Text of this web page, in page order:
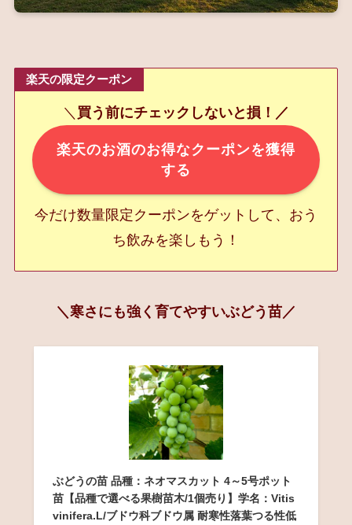
楽天の限定クーポン
＼ 買う前にチェックしないと損！／
楽天のお酒のお得なクーポンを獲得
する
今だけ数量限定クーポンをゲットして、おう
ち飲みを楽しもう！
＼寒さにも強く育てやすいぶどう苗／
ぶどうの苗 品種：ネオマスカット 4～5号ポット
苗【品種で選べる果樹苗木/1個売り】学名：Vitis
vinifera.L/ブドウ科ブドウ属 耐寒性落葉つる性低